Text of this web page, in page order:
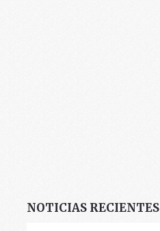
NOTICIAS RECIENTES